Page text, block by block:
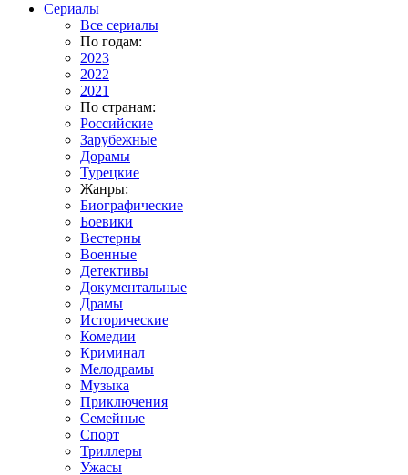
Сериалы
Все сериалы
По годам:
2023
2022
2021
По странам:
Российские
Зарубежные
Дорамы
Турецкие
Жанры:
Биографические
Боевики
Вестерны
Военные
Детективы
Документальные
Драмы
Исторические
Комедии
Криминал
Мелодрамы
Музыка
Приключения
Семейные
Спорт
Триллеры
Ужасы